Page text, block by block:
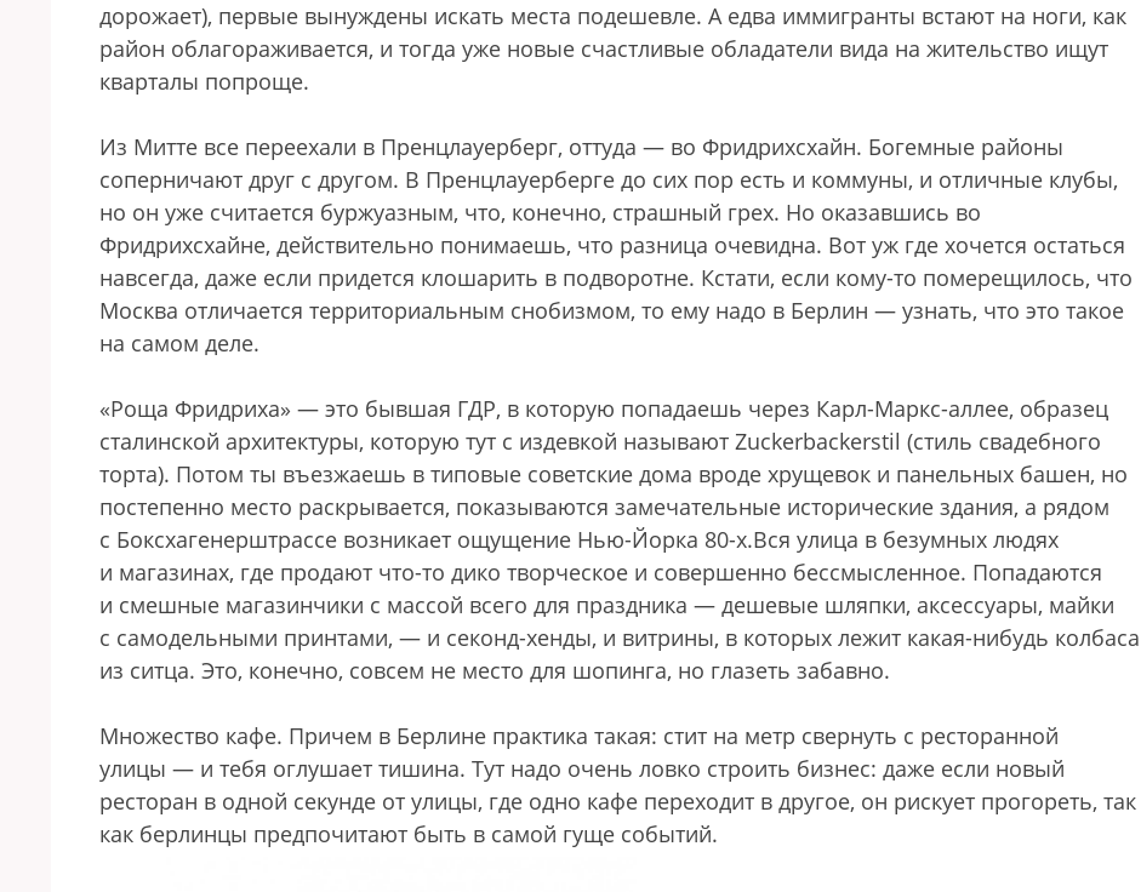
дорожает), первые вынуждены искать места подешевле. А едва иммигранты встают на ноги, как
район облагораживается, и тогда уже новые счастливые обладатели вида на жительство ищут
кварталы попроще.
Из Митте все переехали в Пренцлауерберг, оттуда — во Фридрихсхайн. Богемные районы
соперничают друг с другом. В Пренцлауерберге до сих пор есть и коммуны, и отличные клубы,
но он уже считается буржуазным, что, конечно, страшный грех. Но оказавшись во
Фридрихсхайне, действительно понимаешь, что разница очевидна. Вот уж где хочется остаться
навсегда, даже если придется клошарить в подворотне. Кстати, если кому-то померещилось, что
Москва отличается территориальным снобизмом, то ему надо в Берлин — узнать, что это такое
на самом деле.
«Роща Фридриха» — это бывшая ГДР, в которую попадаешь через Карл-Маркс-аллее, образец
сталинской архитектуры, которую тут с издевкой называют Zuckerbackerstil (стиль свадебного
торта). Потом ты въезжаешь в типовые советские дома вроде хрущевок и панельных башен, но
постепенно место раскрывается, показываются замечательные исторические здания, а рядом
с Боксхагенерштрассе возникает ощущение Нью-Йорка 80-х.Вся улица в безумных людях
и магазинах, где продают что-то дико творческое и совершенно бессмысленное. Попадаются
и смешные магазинчики с массой всего для праздника — дешевые шляпки, аксессуары, майки
с самодельными принтами, — и секонд-хенды, и витрины, в которых лежит какая-нибудь колбаса
из ситца. Это, конечно, совсем не место для шопинга, но глазеть забавно.
Множество кафе. Причем в Берлине практика такая: стит на метр свернуть с ресторанной
улицы — и тебя оглушает тишина. Тут надо очень ловко строить бизнес: даже если новый
ресторан в одной секунде от улицы, где одно кафе переходит в другое, он рискует прогореть, так
как берлинцы предпочитают быть в самой гуще событий.